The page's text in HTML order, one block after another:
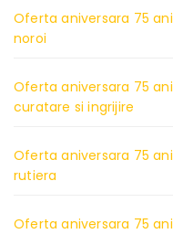
Oferta aniversara 75
noroi
Oferta aniversara 75
curatare si ingrijire
Oferta aniversara 75
rutiera
Oferta aniversara 75